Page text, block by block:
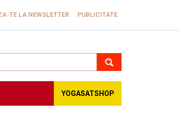
TE LA NEWSLETTER PUBLICITATE
YOGASATSHOP